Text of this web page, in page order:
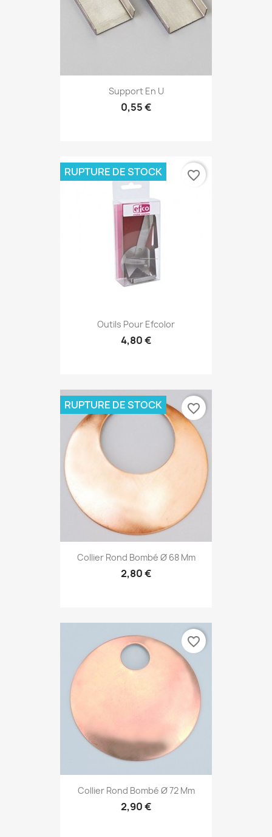
Support En U
0,55 €
Outils Pour Efcolor
4,80 €
RUPTURE DE STOCK favorite_border
Collier Rond Bombé Ø 68 Mm
2,80 €
RUPTURE DE STOCK favorite_border
Collier Rond Bombé Ø 72 Mm
2,90 €
favorite_border